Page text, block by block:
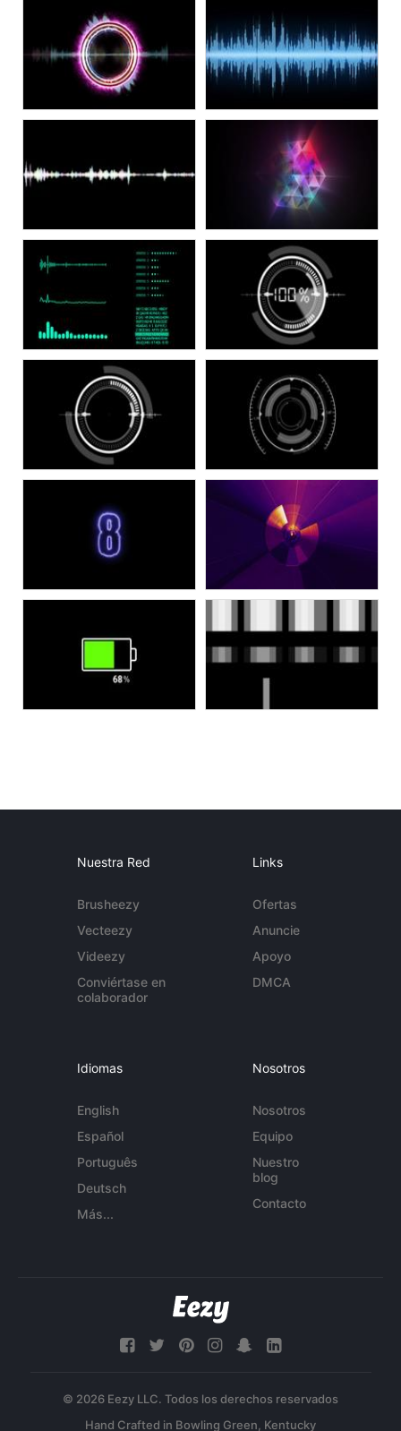
Nuestra Red
Brusheezy
Vecteezy
Videezy
Conviértase en
colaborador
Links
Ofertas
Anuncie
Apoyo
DMCA
Idiomas
English
Español
Português
Deutsch
Más...
Nosotros
Nosotros
Equipo
Nuestro
blog
Contacto
© 2026 Eezy LLC. Todos los derechos reservados